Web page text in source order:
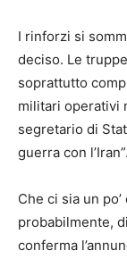
I rinforzi si
deciso. Le
soprattutto
militari operativi
segretario di
guerra con l’Iran”.
Che ci sia un
probabilmente,
conferma